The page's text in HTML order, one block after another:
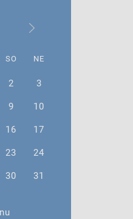
SO NE
2
3
9
10
16
17
23
24
30 31